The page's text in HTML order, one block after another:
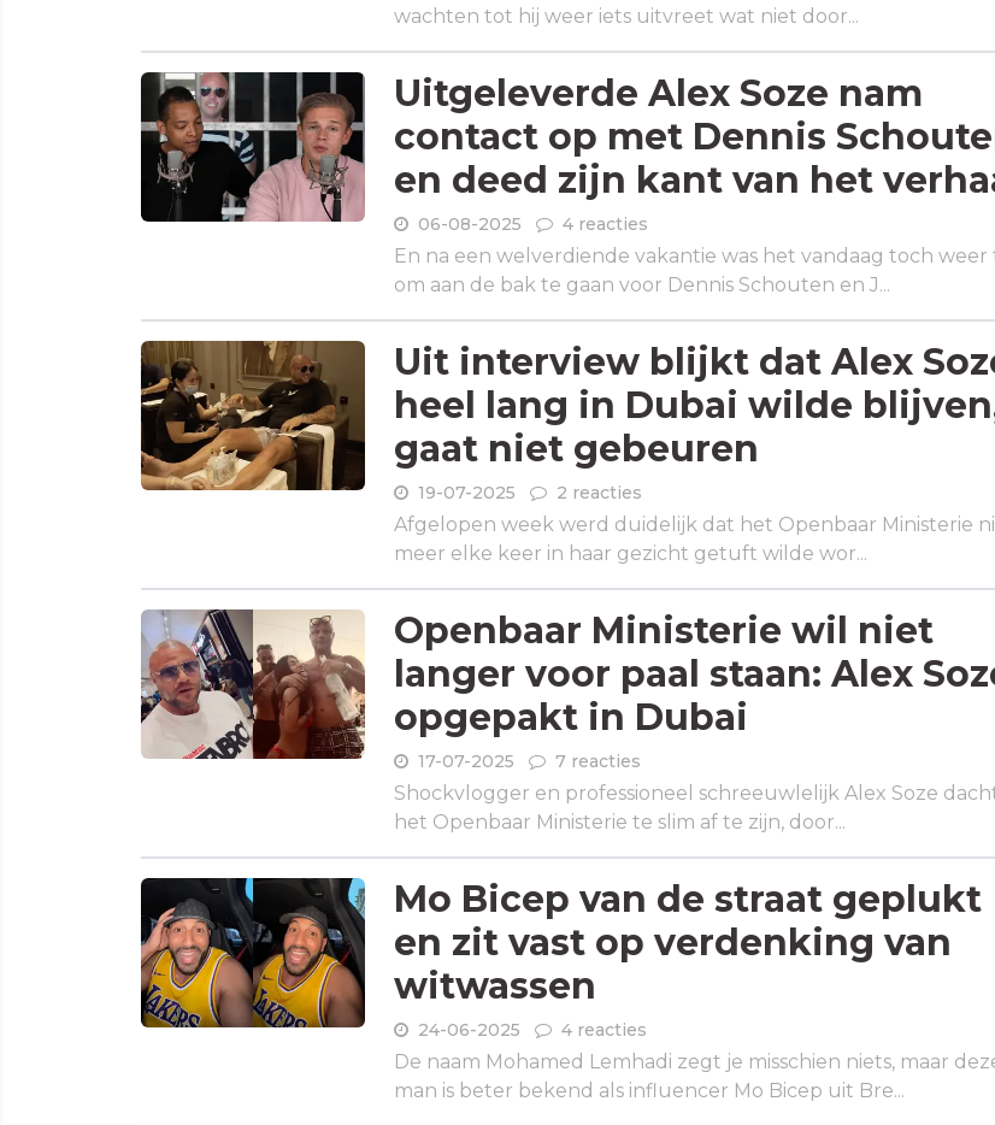
wachten tot hij weer iets uitvreet wat niet door...
Uitgeleverde Alex Soze nam
contact op met Dennis
en deed zijn kant van het
06-08-2025 4 reacties
En na een welverdiende vakantie was het vandaag toch weer
om aan de bak te gaan voor Dennis Schouten en J...
Uit interview blijkt dat Alex
heel lang in Dubai wilde
gaat niet gebeuren
19-07-2025 2 reacties
Afgelopen week werd duidelijk dat het Openbaar Ministerie
meer elke keer in haar gezicht getuft wilde wor...
Openbaar Ministerie wil niet
langer voor paal staan: Alex
opgepakt in Dubai
17-07-2025 7 reacties
Shockvlogger en professioneel schreeuwlelijk Alex Soze
het Openbaar Ministerie te slim af te zijn, door...
Mo Bicep van de straat geplukt
en zit vast op verdenking van
witwassen
24-06-2025 4 reacties
De naam Mohamed Lemhadi zegt je misschien niets, maar
man is beter bekend als influencer Mo Bicep uit Bre...